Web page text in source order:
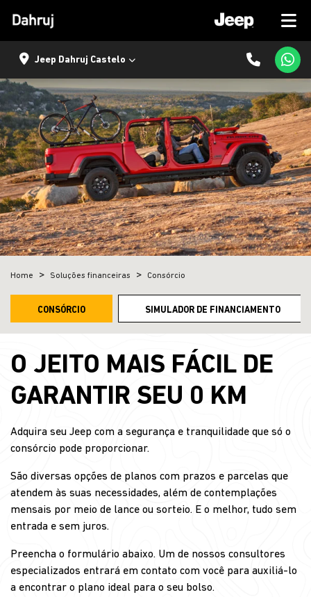
Jeep Dahruj Castelo
Home Soluções financeiras Consórcio
SIMULADOR DE FINANCIAMENTO
CONSÓRCIO
O JEITO MAIS FÁCIL DE
GARANTIR SEU 0 KM
Adquira seu Jeep com a segurança e tranquilidade que só o
consórcio pode proporcionar.
São diversas opções de planos com prazos e parcelas que
atendem às suas necessidades, além de contemplações
mensais por meio de lance ou sorteio. E o melhor, tudo sem
entrada e sem juros.
Preencha o formulário abaixo. Um de nossos consultores
especializados entrará em contato com você para auxiliá-lo
a encontrar o plano ideal para o seu bolso.